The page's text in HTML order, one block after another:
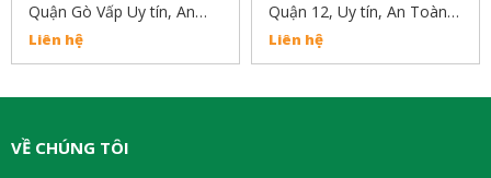
Quận Gò Vấp Uy tín, An
Toàn, Chất Lượng Liên hệ
02838304030
Liên hệ
Quận 12, Uy tín, An Toàn,
Chất Lượng Liên Hệ:
02838304030
Liên hệ
VỀ CHÚNG TÔI